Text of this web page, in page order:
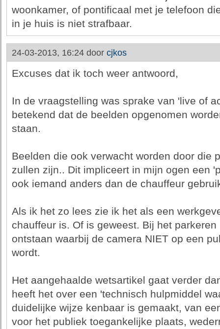
woonkamer, of pontificaal met je telefoon
in je huis is niet strafbaar.
24-03-2013, 16:24 door cjkos
Excuses dat ik toch weer antwoord,
In de vraagstelling was sprake van 'live of
betekend dat de beelden opgenomen
staan.
Beelden die ook verwacht worden door die
zullen zijn.. Dit impliceert in mijn ogen een
ook iemand anders dan de chauffeur
Als ik het zo lees zie ik het als een
chauffeur is. Of is geweest. Bij het
ontstaan waarbij de camera NIET op een
wordt.
Het aangehaalde wetsartikel gaat verder
heeft het over een 'technisch hulpmiddel
duidelijke wijze kenbaar is gemaakt, van
voor het publiek toegankelijke plaats,